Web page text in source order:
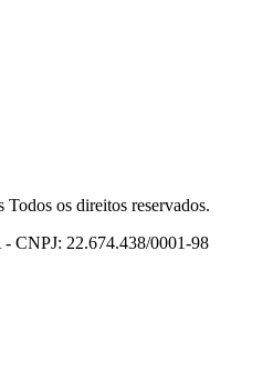
Todos os direitos reservados.
CNPJ: 22.674.438/0001-98